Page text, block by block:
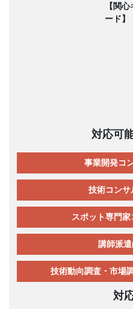
【関
ード】
対応可
事業開発コ
技術コンサ
スポット専門
講師派
技術動向調査・市場
対